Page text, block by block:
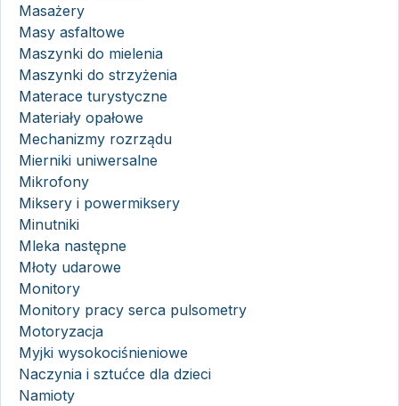
Masażery
Masy asfaltowe
Maszynki do mielenia
Maszynki do strzyżenia
Materace turystyczne
Materiały opałowe
Mechanizmy rozrządu
Mierniki uniwersalne
Mikrofony
Miksery i powermiksery
Minutniki
Mleka następne
Młoty udarowe
Monitory
Monitory pracy serca pulsometry
Motoryzacja
Myjki wysokociśnieniowe
Naczynia i sztućce dla dzieci
Namioty